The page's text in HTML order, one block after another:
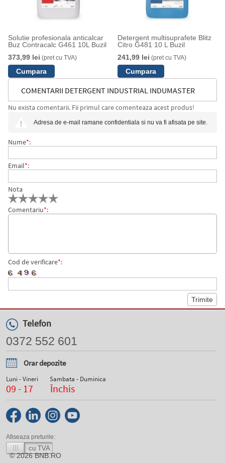
Solutie profesionala anticalcar
Buz Contracalc G461 10L Buzil
373,99 lei (pret cu TVA)
Detergent multisuprafete Blitz
Citro G481 10 L Buzil
241,99 lei (pret cu TVA)
COMENTARII DETERGENT INDUSTRIAL INDUMASTER
STEP IR16 10L BUZIL
Nu exista comentarii. Fii primul care comenteaza acest produs!
Adresa de e-mail ramane confidentiala si nu va fi afisata pe site.
Nume*:
Email*:
Nota
Comentariu*:
Cod de verificare*:
Telefon
0372 552 601
Orar depozite
Luni - Vineri
09 - 17
Sambata - Duminica
Închis
Afiseaza preturile:
cu TVA
© 2026BNB.RO